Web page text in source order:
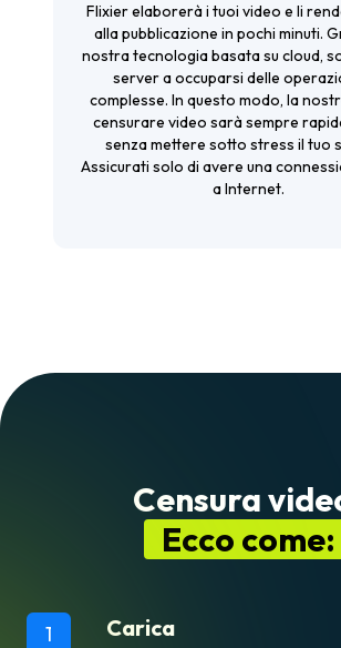
Flixier elaborerà i tuoi video e li
alla pubblicazione in pochi minuti.
nostra tecnologia basata su cloud,
server a occuparsi delle
complesse. In questo modo, la
censurare video sarà sempre
senza mettere sotto stress il tuo
Assicurati solo di avere una
a Internet.
Censura
Ecco come:
1 Carica